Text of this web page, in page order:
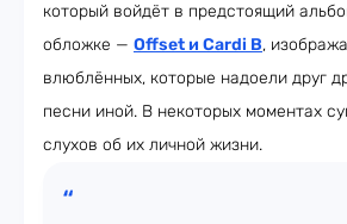
который войдёт в предстоящий
обложке — Offset и Cardi B,
влюблённых, которые надоели друг
песни иной. В некоторых моментах
слухов об их личной жизни.